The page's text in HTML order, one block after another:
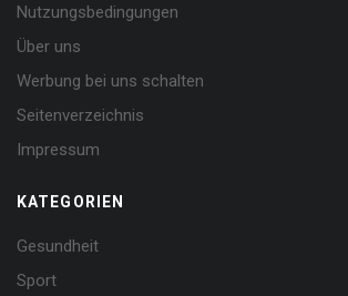
Nutzungsbedingungen
Über uns
Werbung bei uns schalten
Seitenverzeichnis
Impressum
KATEGORIEN
Gesundheit
Sport